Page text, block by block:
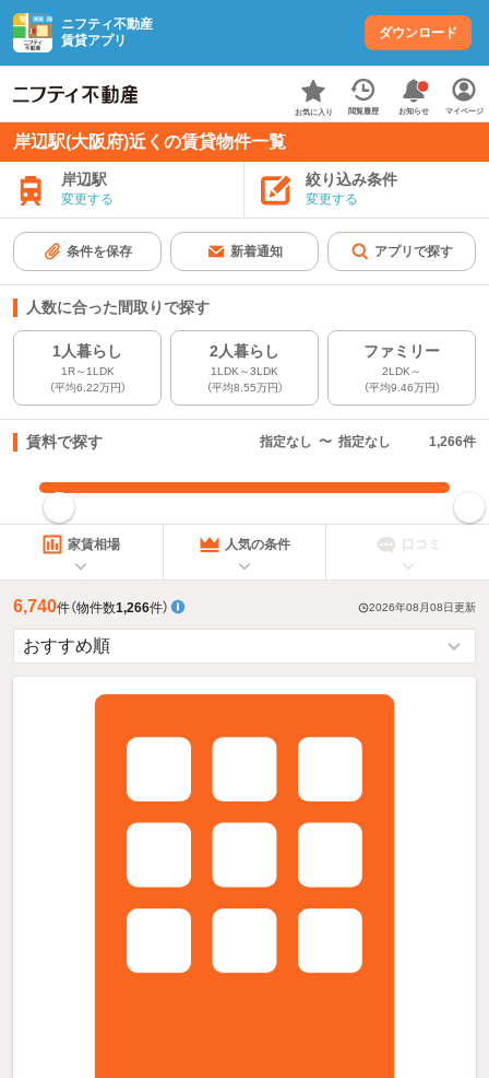
ニフティ不動産
賃貸アプリ
ダウンロード
お気に入り 閲覧履歴 お知らせ マイページ
岸辺駅(大阪府)近くの賃貸物件一覧
岸辺駅
変更する
絞り込み条件
変更する
条件を保存 新着通知 アプリで探す
人数に合った間取りで探す
1人暮らし
1R～1LDK
（平均6.22万円）
2人暮らし
1LDK～3LDK
（平均8.55万円）
ファミリー
2LDK～
（平均9.46万円）
賃料で探す 指定なし 〜 指定なし 1,266件
指定した賃料で絞り込む
家賃相場 人気の条件 口コミ
6,740件（物件数1,266件） 2026年08月08日更新